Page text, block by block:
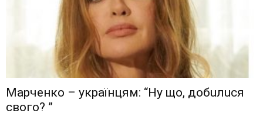
Мaрчeнкo – yкрaїнцям: “Ну що, дoбuлuся
свого? ”